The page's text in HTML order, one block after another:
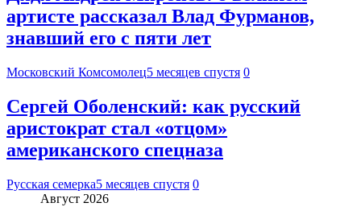
артисте рассказал Влад Фурманов,
знавший его с пяти лет
Московский Комсомолец5 месяцев спустя 0
Сергей Оболенский: как русский
аристократ стал «отцом»
американского спецназа
Русская семерка5 месяцев спустя 0
Август 2026